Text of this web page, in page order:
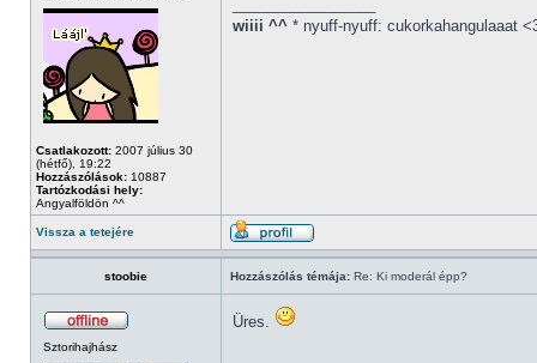
Csatlakozott: 2007 július 30
(hétfő), 19:22
Hozzászólások: 10887
Tartózkodási hely:
Angyalföldön ^^
wiiii ^^ * nyuff-nyuff: cukorkahangulaaat
Vissza a tetejére
stoobie Hozzászólás témája: Re: Ki moderál épp?
Sztorihajhász
Üres.